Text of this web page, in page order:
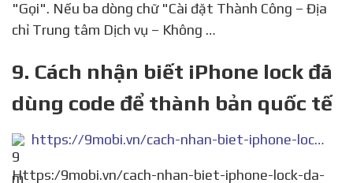
"Gọi". Nếu ba dòng chữ "Cài đặt Thành Công – Địa
chỉ Trung tâm Dịch vụ – Không …
9. Cách nhận biết iPhone lock đã
dùng code để thành bản quốc tế
https://9mobi.vn/cach-nhan-biet-iphone-lock-da-dung-code-de-thanh-ban-quoc-te-23458n.aspx
Https:/9mobi.vn/cach-nhan-biet-iphone-lock-da-